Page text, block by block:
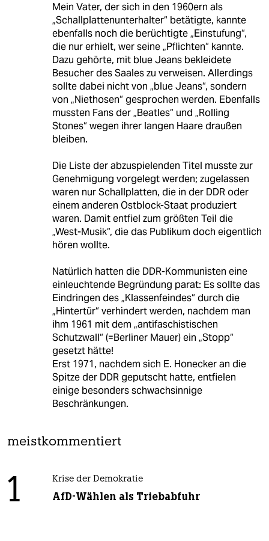
Mein Vater, der sich in den 1960ern als
„Schallplattenunterhalter“ betätigte, kannte
ebenfalls noch die berüchtigte „Einstufung“,
die nur erhielt, wer seine „Pflichten“ kannte.
Dazu gehörte, mit blue Jeans bekleidete
Besucher des Saales zu verweisen. Allerdings
sollte dabei nicht von „blue Jeans“, sondern
von „Niethosen“ gesprochen werden. Ebenfalls
mussten Fans der „Beatles“ und „Rolling
Stones“ wegen ihrer langen Haare draußen
bleiben.
Die Liste der abzuspielenden Titel musste zur
Genehmigung vorgelegt werden; zugelassen
waren nur Schallplatten, die in der DDR oder
einem anderen Ostblock-Staat produziert
waren. Damit entfiel zum größten Teil die
„West-Musik“, die das Publikum doch eigentlich
hören wollte.
Natürlich hatten die DDR-Kommunisten eine
einleuchtende Begründung parat: Es sollte das
Eindringen des „Klassenfeindes“ durch die
„Hintertür“ verhindert werden, nachdem man
ihm 1961 mit dem „antifaschistischen
Schutzwall“ (=Berliner Mauer) ein „Stopp“
gesetzt hätte!
Erst 1971, nachdem sich E. Honecker an die
Spitze der DDR geputscht hatte, entfielen
einige besonders schwachsinnige
Beschränkungen.
meistkommentiert
1 Krise der Demokratie
AfD-Wählen als Triebabfuhr